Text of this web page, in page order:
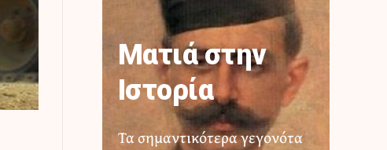
Ματιά στην
Ιστορία
Τα σημαντικότερα γεγονότα